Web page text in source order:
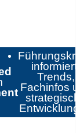
informiert:
Trends,
Fachinfos